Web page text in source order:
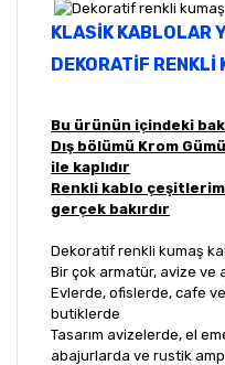
KLASİK KABLOLAR
DEKORATİF
Bu ürünün içindeki
Dış bölümü Krom
ile kaplıdır
Renkli kablo
gerçek bakırdır
Dekoratif renkli kumaş
Bir çok armatür, avize ve
Evlerde, ofislerde, cafe
butiklerde
Tasarım avizelerde, el
abajurlarda ve rustik